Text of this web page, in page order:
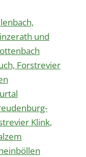
und
Forstrevier
Klink,